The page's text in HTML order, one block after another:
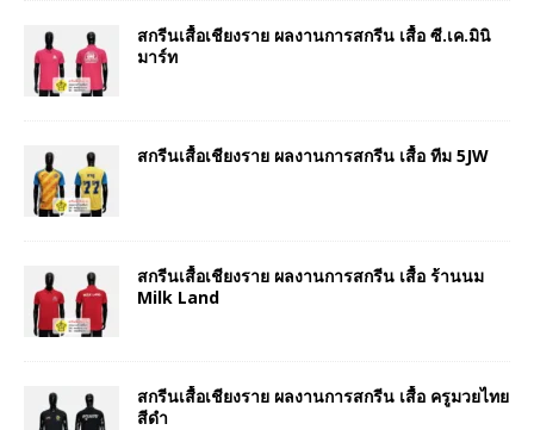
สกรีนเสื้อเชียงราย ผลงานการสกรีน เสื้อ ซี.เค.มินิ
มาร์ท
สกรีนเสื้อเชียงราย ผลงานการสกรีน เสื้อ ทีม 5JW
สกรีนเสื้อเชียงราย ผลงานการสกรีน เสื้อ ร้านนม
Milk Land
สกรีนเสื้อเชียงราย ผลงานการสกรีน เสื้อ ครูมวยไทย
สีดำ